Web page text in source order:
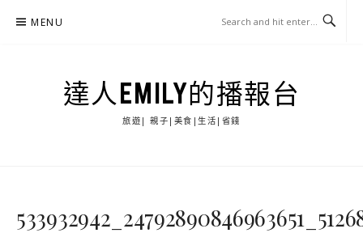
MENU
達人EMILY的播報台
旅遊| 親子|美食|生活|省錢